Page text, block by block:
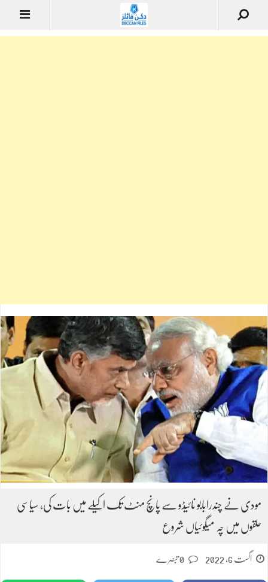
مودی نے چندرابابو نائیڈو سے پانچ منٹ تک اکیلے میں بات کی، سیاسی
حلقوں میں چہ میگوئیاں شروع
اگست 6, 2022